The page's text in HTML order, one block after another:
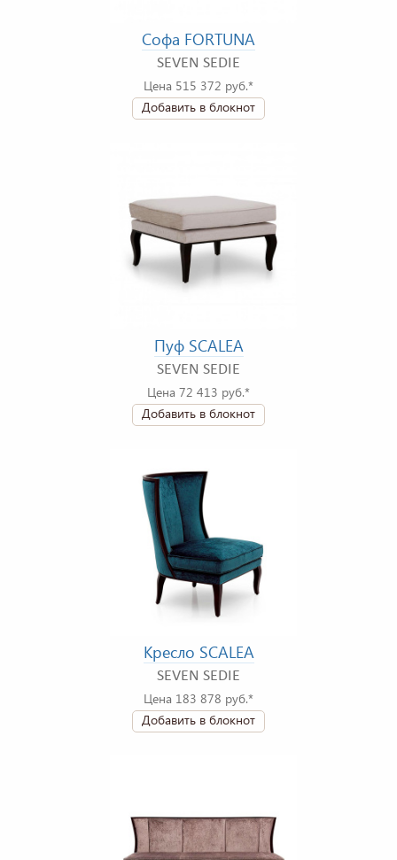
Софа FORTUNA
SEVEN SEDIE
Цена 515 372 руб.*
Добавить в блокнот
Пуф SCALEA
SEVEN SEDIE
Цена 72 413 руб.*
Добавить в блокнот
Кресло SCALEA
SEVEN SEDIE
Цена 183 878 руб.*
Добавить в блокнот